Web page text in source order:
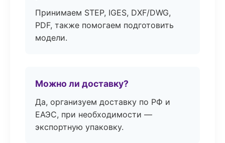
Принимаем STEP, IGES, DXF/DWG,
PDF, также помогаем подготовить
модели.
Можно ли доставку?
Да, организуем доставку по РФ и
ЕАЭС, при необходимости —
экспортную упаковку.